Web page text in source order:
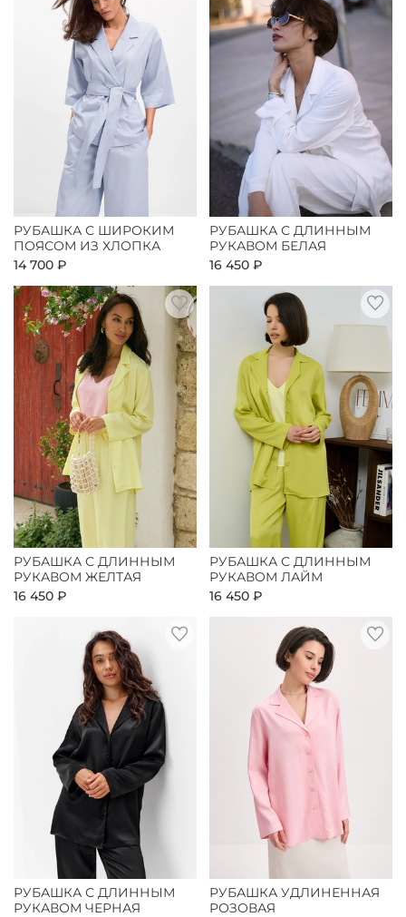
РУБАШКА С ШИРОКИМ
ПОЯСОМ ИЗ ХЛОПКА
14 700 ₽
РУБАШКА С ДЛИННЫМ
РУКАВОМ БЕЛАЯ
16 450 ₽
РУБАШКА С ДЛИННЫМ
РУКАВОМ ЖЕЛТАЯ
16 450 ₽
РУБАШКА С ДЛИННЫМ
РУКАВОМ ЛАЙМ
16 450 ₽
РУБАШКА С ДЛИННЫМ
РУКАВОМ ЧЕРНАЯ
РУБАШКА УДЛИНЕННАЯ
РОЗОВАЯ